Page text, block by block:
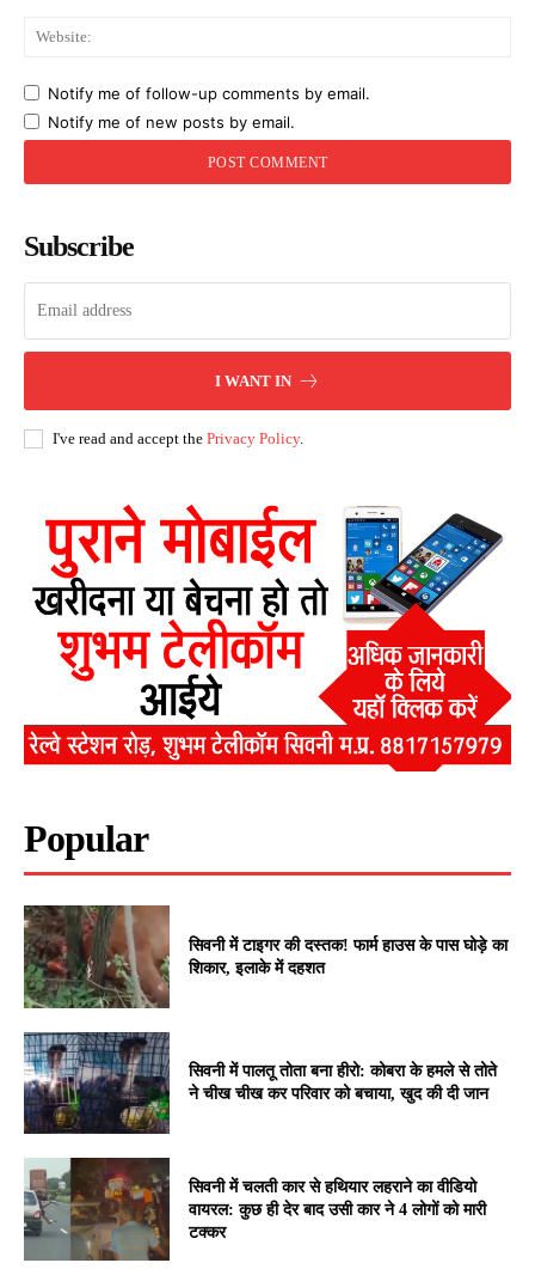
Notify me of follow-up comments by email.
Notify me of new posts by email.
Subscribe
I WANT IN
I've read and accept the Privacy Policy.
Popular
सिवनी में टाइगर की दस्तक! फार्म हाउस के पास घोड़े का
शिकार, इलाके में दहशत
सिवनी में पालतू तोता बना हीरो: कोबरा के हमले से तोते
ने चीख चीख कर परिवार को बचाया, खुद की दी जान
सिवनी में चलती कार से हथियार लहराने का वीडियो
वायरल: कुछ ही देर बाद उसी कार ने 4 लोगों को मारी
टक्कर